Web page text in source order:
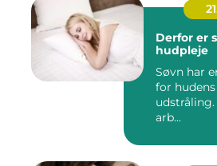
Derfor er
hudpleje
Søvn har
for
udstråling.
arb...